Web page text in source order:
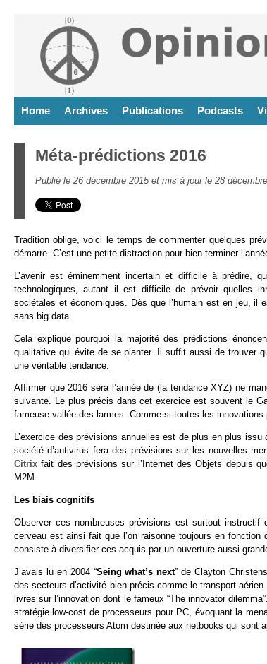
Home Archives Publications Podcasts
Méta-prédictions 2016
Publié le 26 décembre 2015 et mis à jour le 28
Tradition oblige, voici le temps de commenter quelques
démarre. C’est une petite distraction pour bien terminer
L’avenir est éminemment incertain et difficile à prédire,
technologiques, autant il est difficile de prévoir quelles
sociétales et économiques. Dès que l’humain est en jeu,
sans big data.
Cela explique pourquoi la majorité des prédictions
qualitative qui évite de se planter. Il suffit aussi de trouver
une véritable tendance.
Affirmer que 2016 sera l’année de (la tendance XYZ) ne
suivante. Le plus précis dans cet exercice est souvent le
fameuse vallée des larmes. Comme si toutes les
L’exercice des prévisions annuelles est de plus en plus
société d’antivirus fera des prévisions sur les nouvelles
Citrix fait des prévisions sur l’Internet des Objets depuis
M2M.
Les biais cognitifs
Observer ces nombreuses prévisions est surtout
cerveau est ainsi fait que l’on raisonne toujours en
consiste à diversifier ces acquis par un ouverture aussi
J’avais lu en 2004 “Seing what’s next” de Clayton
des secteurs d’activité bien précis comme le transport
livres sur l’innovation dont le fameux “The innovator
stratégie low-cost de processeurs pour PC, évoquant la
série des processeurs Atom destinée aux netbooks qui sont